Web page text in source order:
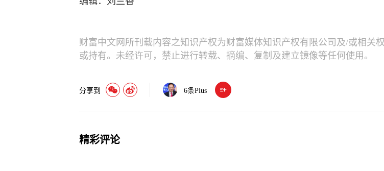
财富中文网所刊载内容之知识产权为财富媒体知识产权有限公司及/或相关
或持有。未经许可，禁止进行转载、摘编、复制及建立镜像等任何使用。
分享到 6条Plus
精彩评论